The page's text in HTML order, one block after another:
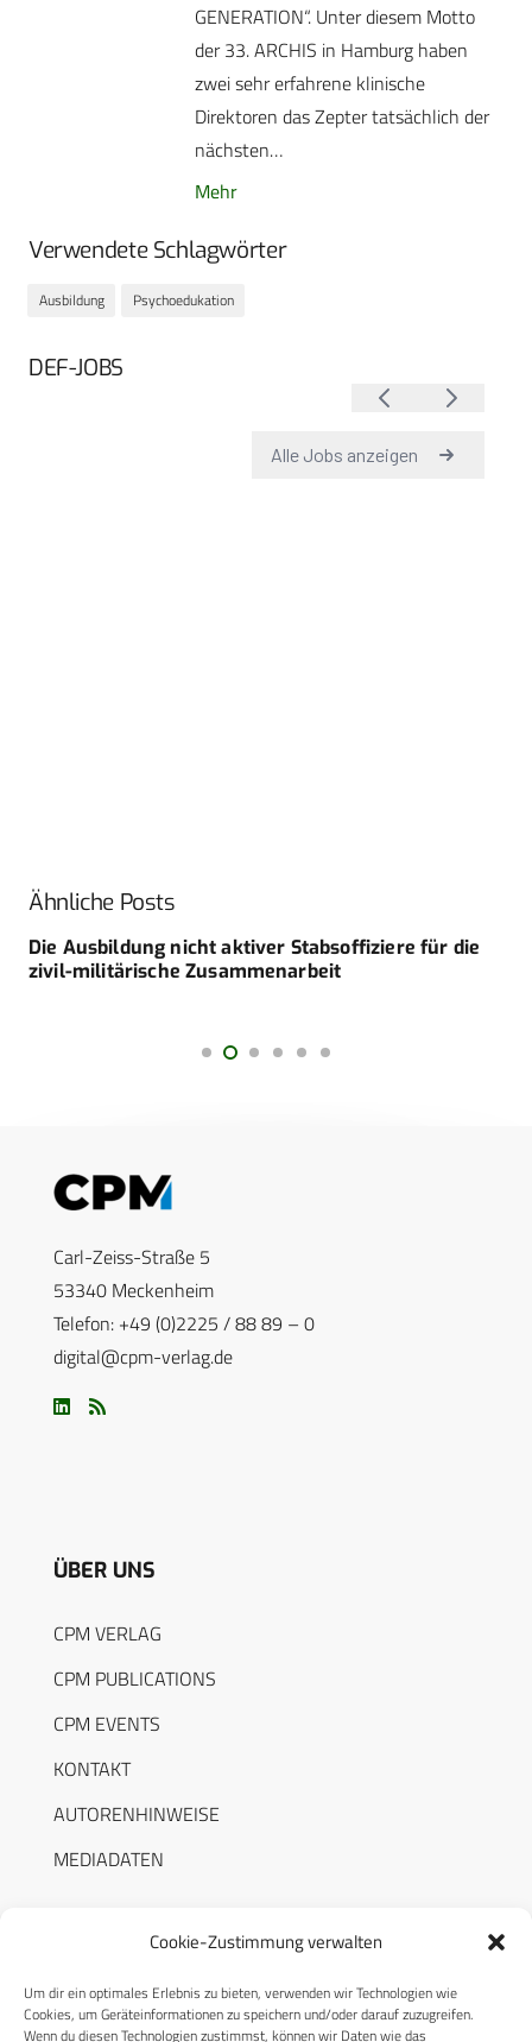
Cookie-Zustimmung verwalten
Um dir ein optimales Erlebnis zu bieten, verwenden wir Technologien wie
Cookies, um Geräteinformationen zu speichern und/oder darauf zuzugreifen.
Wenn du diesen Technologien zustimmst, können wir Daten wie das
GENERATION“. Unter diesem Motto
der 33. ARCHIS in Hamburg haben
zwei sehr erfahrene klinische
Direktoren das Zepter tatsächlich der
nächsten…
Mehr
Verwendete Schlagwörter
Ausbildung Psychoedukation
DEF-JOBS
Ähnliche Posts
Die Ausbildung nicht aktiver Stabsoffiziere für die
zivil-militärische Zusammenarbeit
Carl-Zeiss-Straße 5
53340 Meckenheim
Telefon: +49 (0)2225 / 88 89 – 0
digital@cpm-verlag.de
ÜBER UNS
CPM VERLAG
CPM PUBLICATIONS
CPM EVENTS
KONTAKT
AUTORENHINWEISE
MEDIADATEN
RECHTLICHES